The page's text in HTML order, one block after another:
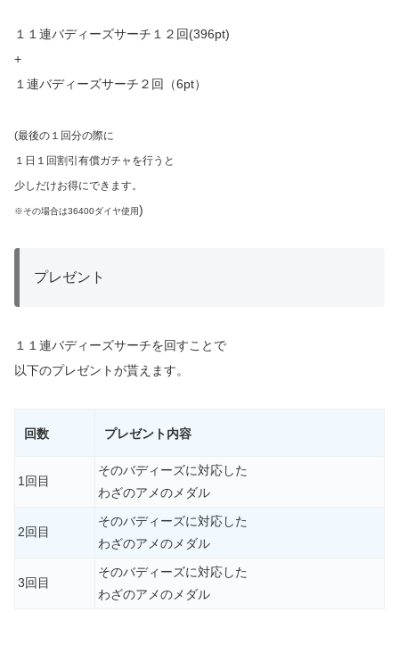
１１連バディーズサーチ１２回(396pt)
+
１連バディーズサーチ２回（6pt）
(最後の１回分の際に
１日１回割引有償ガチャを行うと
少しだけお得にできます。
※その場合は36400ダイヤ使用)
プレゼント
１１連バディーズサーチを回すことで
以下のプレゼントが貰えます。
回数 プレゼント内容
1回目
そのバディーズに対応した
わざのアメのメダル
2回目
そのバディーズに対応した
わざのアメのメダル
3回目
そのバディーズに対応した
わざのアメのメダル